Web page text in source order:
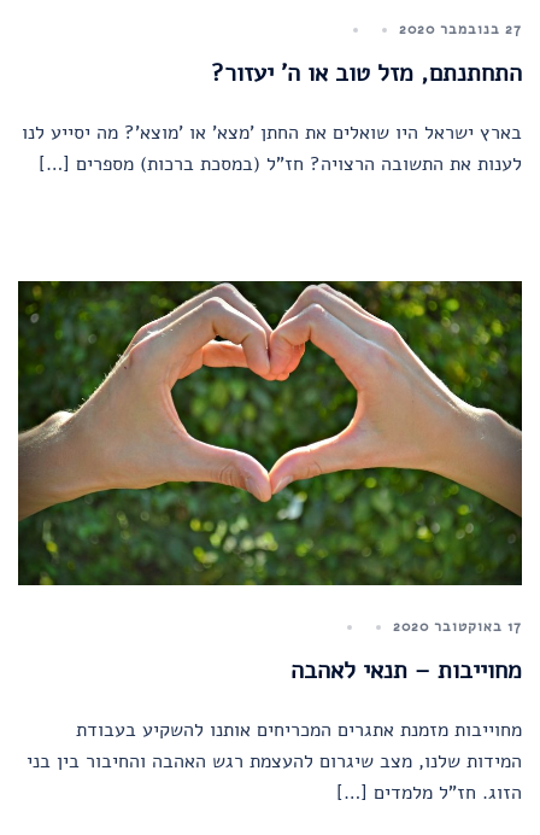
27 בנובמבר 2020
התחתנתם, מזל טוב או ה' יעזור?
בארץ ישראל היו שואלים את החתן 'מצא' או 'מוצא'? מה יסייע לנו
לענות את התשובה הרצויה? חז"ל (במסכת ברכות) מספרים […]
17 באוקטובר 2020
מחוייבות – תנאי לאהבה
מחוייבות מזמנת אתגרים המכריחים אותנו להשקיע בעבודת
המידות שלנו, מצב שיגרום להעצמת רגש האהבה והחיבור בין בני
הזוג. חז"ל מלמדים […]